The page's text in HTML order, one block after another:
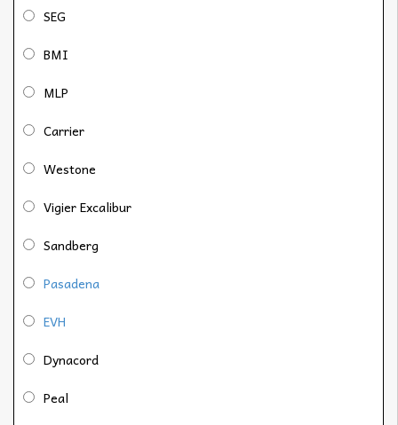
SEG
BMI
MLP
Carrier
Westone
Vigier Excalibur
Sandberg
Pasadena
EVH
Dynacord
Peal